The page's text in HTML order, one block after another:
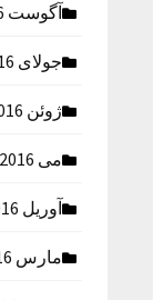
آگوست 2016
جولای 2016
ژوئن 2016
می 2016
آوریل 2016
مارس 2016